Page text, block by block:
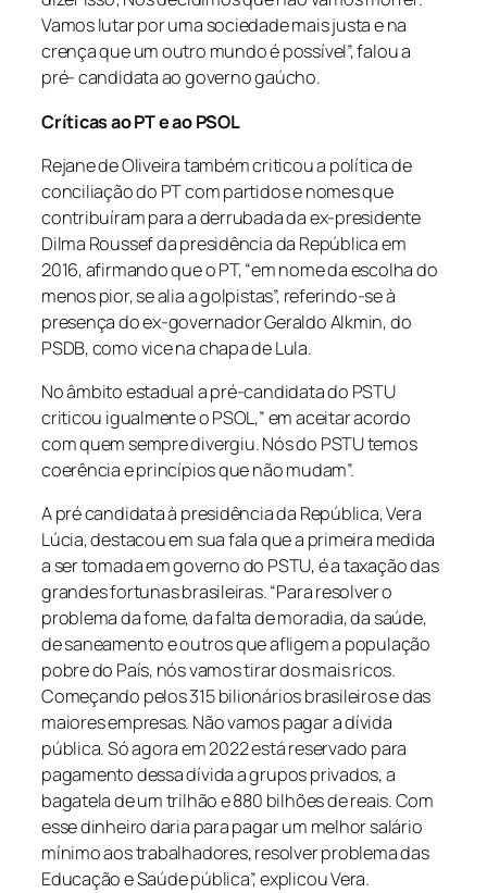
Vamos lutar por uma sociedade mais justa e na
crença que um outro mundo é possível”, falou a
pré- candidata ao governo gaúcho.
Críticas ao PT e ao PSOL
Rejane de Oliveira também criticou a política de
conciliação do PT com partidos e nomes que
contribuíram para a derrubada da ex-presidente
Dilma Roussef da presidência da República em
2016, afirmando que o PT, “em nome da escolha do
menos pior, se alia a golpistas”, referindo-se à
presença do ex-governador Geraldo Alkmin, do
PSDB, como vice na chapa de Lula.
No âmbito estadual a pré-candidata do PSTU
criticou igualmente o PSOL,” em aceitar acordo
com quem sempre divergiu. Nós do PSTU temos
coerência e princípios que não mudam”.
A pré candidata à presidência da República, Vera
Lúcia, destacou em sua fala que a primeira medida
a ser tomada em governo do PSTU, é a taxação das
grandes fortunas brasileiras. “Para resolver o
problema da fome, da falta de moradia, da saúde,
de saneamento e outros que afligem a população
pobre do País, nós vamos tirar dos mais ricos.
Começando pelos 315 bilionários brasileiros e das
maiores empresas. Não vamos pagar a dívida
pública. Só agora em 2022 está reservado para
pagamento dessa dívida a grupos privados, a
bagatela de um trilhão e 880 bilhões de reais. Com
esse dinheiro daria para pagar um melhor salário
mínimo aos trabalhadores, resolver problema das
Educação e Saúde pública”, explicou Vera.